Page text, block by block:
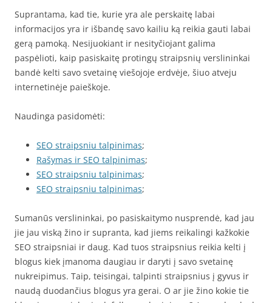
Suprantama, kad tie, kurie yra ale perskaitę labai
informacijos yra ir išbandę savo kailiu ką reikia gauti labai
gerą pamoką. Nesijuokiant ir nesityčiojant galima
paspėlioti, kaip pasiskaitę protingų straipsnių verslininkai
bandė kelti savo svetainę viešojoje erdvėje, šiuo atveju
internetinėje paieškoje.
Naudinga pasidomėti:
SEO straipsniu talpinimas;
Rašymas ir SEO talpinimas;
SEO straipsniu talpinimas;
SEO straipsniu talpinimas;
Sumanūs verslininkai, po pasiskaitymo nusprendė, kad jau
jie jau viską žino ir supranta, kad jiems reikalingi kažkokie
SEO straipsniai ir daug. Kad tuos straipsnius reikia kelti į
blogus kiek įmanoma daugiau ir daryti į savo svetainę
nukreipimus. Taip, teisingai, talpinti straipsnius į gyvus ir
naudą duodančius blogus yra gerai. O ar jie žino kokie tie